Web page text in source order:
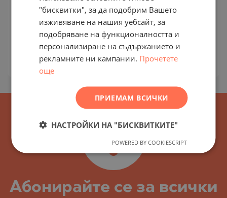
КВ. ОСТРОМИЛА / ГР. ПЛОВДИВ / ПЛОВДИВ /
КАРТА
Клас на сградата: Стандартен
: 214 000-252 000€
Цени на м²: 0 €/м2
Абонирайте се за всички
GERMAN
FRENCH
ROMANIAN
SERBIAN
"бисквитки", за да подобрим Вашето
изживяване на нашия уебсайт, за
подобряване на функционалността и
персонализиране на съдържанието и
рекламните ни кампании. Прочетете
още
ПРИЕМАМ ВСИЧКИ
НАСТРОЙКИ НА "БИСКВИТКИТЕ"
POWERED BY COOKIESCRIPT